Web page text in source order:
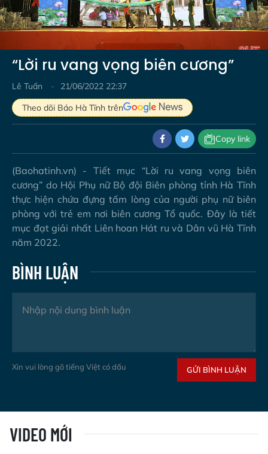
Video
“Lời ru vang vọng biên cương”
Lê Tuấn
21/06/2022 22:37
Theo dõi Báo Hà Tĩnh trên
Copy link
(Baohatinh.vn) - Tiết mục “Lời ru vang vọng biên
cương” do Hội Phụ nữ Bộ đội Biên phòng tỉnh Hà Tĩnh
thực hiện chứa đựng tấm lòng của người phụ nữ biên
phòng với trẻ em nơi biên cương Tổ quốc. Đây là tiết
mục đạt giải nhất Liên hoan Hát ru và Dân vũ Hà Tĩnh
năm 2022.
BÌNH LUẬN
Xin vui lòng gõ tiếng Việt có dấu GỬI BÌNH LUẬN
VIDEO MỚI